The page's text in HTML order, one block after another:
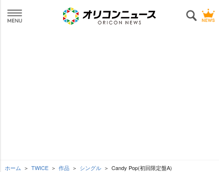
ホーム TWICE 作品 シングル Candy Pop(初回限定盤A)